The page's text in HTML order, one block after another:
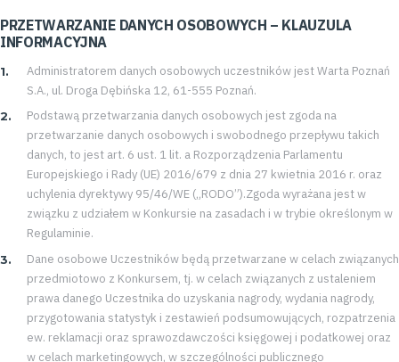
Tryb
oszczędności
energii
Dostępność
SEARCH
FOR:
Search Button
Klub
PRZETWARZANIE DANYCH OSOBOWYCH – KLAUZULA
INFORMACYJNA
Administratorem danych osobowych uczestników jest Warta Poznań
S.A., ul. Droga Dębińska 12, 61-555 Poznań.
Podstawą przetwarzania danych osobowych jest zgoda na
przetwarzanie danych osobowych i swobodnego przepływu takich
danych, to jest art. 6 ust. 1 lit. a Rozporządzenia Parlamentu
Europejskiego i Rady (UE) 2016/679 z dnia 27 kwietnia 2016 r. oraz
uchylenia dyrektywy 95/46/WE („RODO”).Zgoda wyrażana jest w
związku z udziałem w Konkursie na zasadach i w trybie określonym w
Regulaminie.
Dane osobowe Uczestników będą przetwarzane w celach związanych
przedmiotowo z Konkursem, tj. w celach związanych z ustaleniem
prawa danego Uczestnika do uzyskania nagrody, wydania nagrody,
przygotowania statystyk i zestawień podsumowujących, rozpatrzenia
ew. reklamacji oraz sprawozdawczości księgowej i podatkowej oraz
w celach marketingowych, w szczególności publicznego